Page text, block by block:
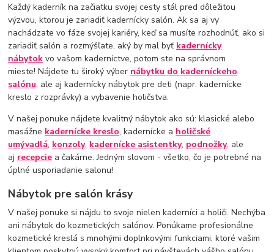
Každý kaderník na začiatku svojej cesty stál pred dôležitou
výzvou, ktorou je zariadiť kadernícky salón. Ak sa aj vy
nachádzate vo fáze svojej kariéry, keď sa musíte rozhodnúť, ako si
zariadiť salón a rozmýšľate, aký by mal byť kadernícky
nábytok vo vašom kaderníctve, potom ste na správnom
mieste! Nájdete tu široký výber nábytku do kaderníckeho
salónu, ale aj kadernícky nábytok pre deti (napr. kadernícke
kreslo z rozprávky) a vybavenie holičstva.
V našej ponuke nájdete kvalitný nábytok ako sú: klasické alebo
masážne kadernícke kreslo, kadernícke a holičské
umývadlá, konzoly, kadernícke asistentky, podnožky, ale
aj recepcie a čakárne. Jedným slovom - všetko, čo je potrebné na
úplné usporiadanie salonu!
Nábytok pre salón krásy
V našej ponuke si nájdu to svoje nielen kaderníci a holiči. Nechýba
ani nábytok do kozmetických salónov. Ponúkame profesionálne
kozmetické kreslá s mnohými doplnkovými funkciami, ktoré vašim